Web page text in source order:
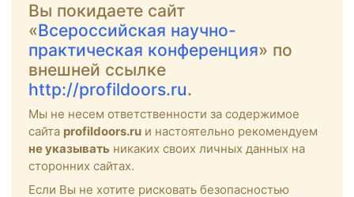
Вы покидаете сайт
«Всероссийская научно-
практическая конференция» по
внешней ссылке
http://profildoors.ru.
Мы не несем ответственности за содержимое
сайта profildoors.ru и настоятельно рекомендуем
не указывать никаких своих личных данных на
сторонних сайтах.
Если Вы не хотите рисковать безопасностью